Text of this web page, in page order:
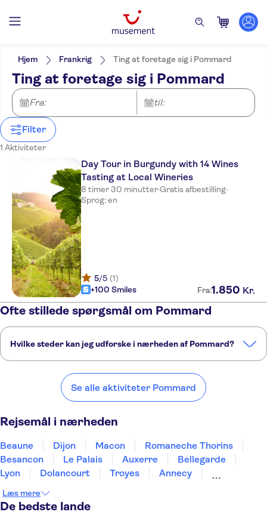
Filters
NO-PICKUP
Alternativer
Entréudgifter er Inkluderet
Guidet Tur
Små Grupper
Gratis aflysning
Øjeblikkelig bekræftelse
Spring linjen over
Udflugter & dagsture
Prøvesmagninger
Aktivitetssprog
Hjem Frankrig Ting at foretage sig i Pommard
Ting at foretage sig i Pommard
Fra: til:
Filter
1 Aktiviteter
Day Tour in Burgundy with 14 Wines
Tasting at Local Wineries
8 timer 30 minutter·Gratis afbestilling·
Sprog: en
5/5 (1)
+100 Smiles
Fra:1 .850 Kr.
Ofte stillede spørgsmål om Pommard
Hvilke steder kan jeg udforske i nærheden af Pommard?
Dijon Besancon
Se alle aktiviteter Pommard
Rejsemål i nærheden
Beaune Dijon Macon
Romaneche Thorins
Besancon
Le Palais Auxerre
Bellegarde
Lyon
Dolancourt Troyes
Annecy
Læs mere
De bedste lande